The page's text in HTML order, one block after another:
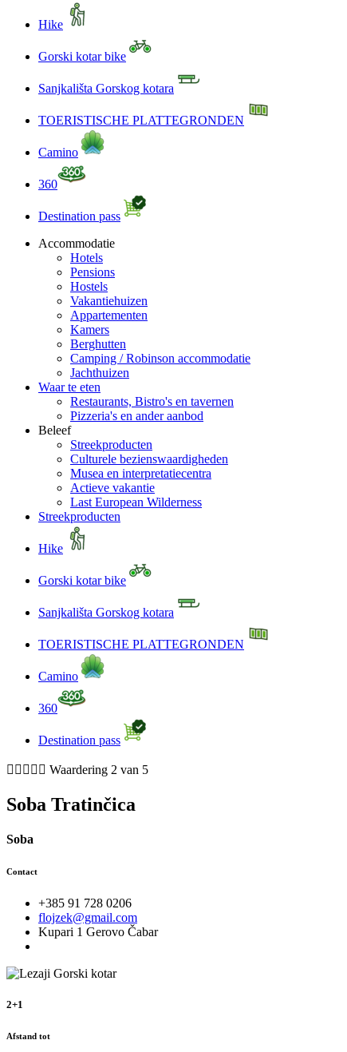
Hike
Gorski kotar bike
Sanjkališta Gorskog kotara
TOERISTISCHE PLATTEGRONDEN
Camino
360
Destination pass
Accommodatie
Hotels
Pensions
Hostels
Vakantiehuizen
Appartementen
Kamers
Berghutten
Camping / Robinson accommodatie
Jachthuizen
Waar te eten
Restaurants, Bistro's en tavernen
Pizzeria's en ander aanbod
Beleef
Streekproducten
Culturele bezienswaardigheden
Musea en interpretatiecentra
Actieve vakantie
Last European Wilderness
Streekproducten
Hike
Gorski kotar bike
Sanjkališta Gorskog kotara
TOERISTISCHE PLATTEGRONDEN
Camino
360
Destination pass
     Waardering 2 van 5
Soba Tratinčica
Soba
Contact
+385 91 728 0206
flojzek@gmail.com
Kupari 1 Gerovo Čabar
2+1
Afstand tot